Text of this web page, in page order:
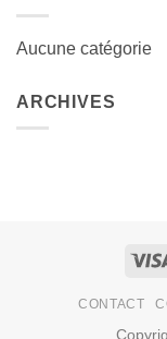
Aucune catégorie
ARCHIVES
CONTACT